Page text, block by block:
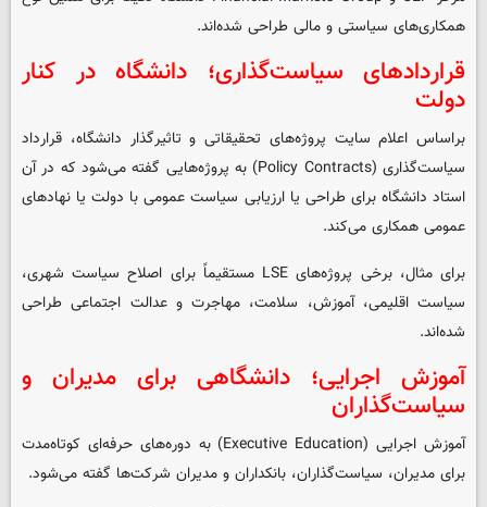
همکاری‌های سیاستی و مالی طراحی شده‌اند.
قراردادهای سیاست‌گذاری؛ دانشگاه در کنار
دولت
براساس اعلام سایت پروژه‌های تحقیقاتی و تاثیرگذار دانشگاه، قرارداد
سیاست‌گذاری (Policy Contracts) به پروژه‌هایی گفته می‌شود که در آن
استاد دانشگاه برای طراحی یا ارزیابی سیاست عمومی با دولت یا نهادهای
عمومی همکاری می‌کند.
برای مثال، برخی پروژه‌های LSE مستقیماً برای اصلاح سیاست شهری،
سیاست اقلیمی، آموزش، سلامت، مهاجرت و عدالت اجتماعی طراحی
شده‌اند.
آموزش اجرایی؛ دانشگاهی برای مدیران و
سیاست‌گذاران
آموزش اجرایی (Executive Education) به دوره‌های حرفه‌ای کوتاه‌مدت
برای مدیران، سیاست‌گذاران، بانکداران و مدیران شرکت‌ها گفته می‌شود.